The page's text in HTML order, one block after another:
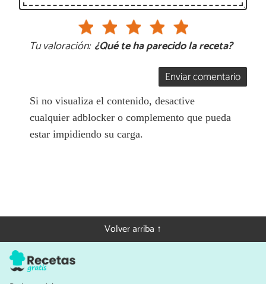
Tu valoración: ¿Qué te ha parecido la receta?
Enviar comentario
Si no visualiza el contenido, desactive
cualquier adblocker o complemento que pueda
estar impidiendo su carga.
Volver arriba ↑